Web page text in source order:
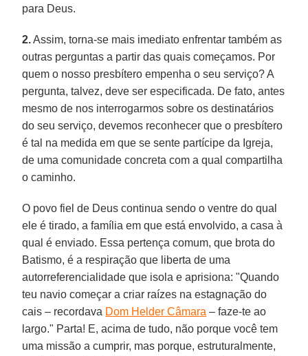
para Deus.
2.Assim, torna-se mais imediato enfrentar também as
outras perguntas a partir das quais começamos. Por
quem o nosso presbítero empenha o seu serviço? A
pergunta, talvez, deve ser especificada. De fato, antes
mesmo de nos interrogarmos sobre os destinatários
do seu serviço, devemos reconhecer que o presbítero
é tal na medida em que se sente partícipe da Igreja,
de uma comunidade concreta com a qual compartilha
o caminho.
O povo fiel de Deus continua sendo o ventre do qual
ele é tirado, a família em que está envolvido, a casa à
qual é enviado. Essa pertença comum, que brota do
Batismo, é a respiração que liberta de uma
autorreferencialidade que isola e aprisiona: "Quando
teu navio começar a criar raízes na estagnação do
cais – recordava Dom Helder Câmara – faze-te ao
largo." Parta! E, acima de tudo, não porque você tem
uma missão a cumprir, mas porque, estruturalmente,